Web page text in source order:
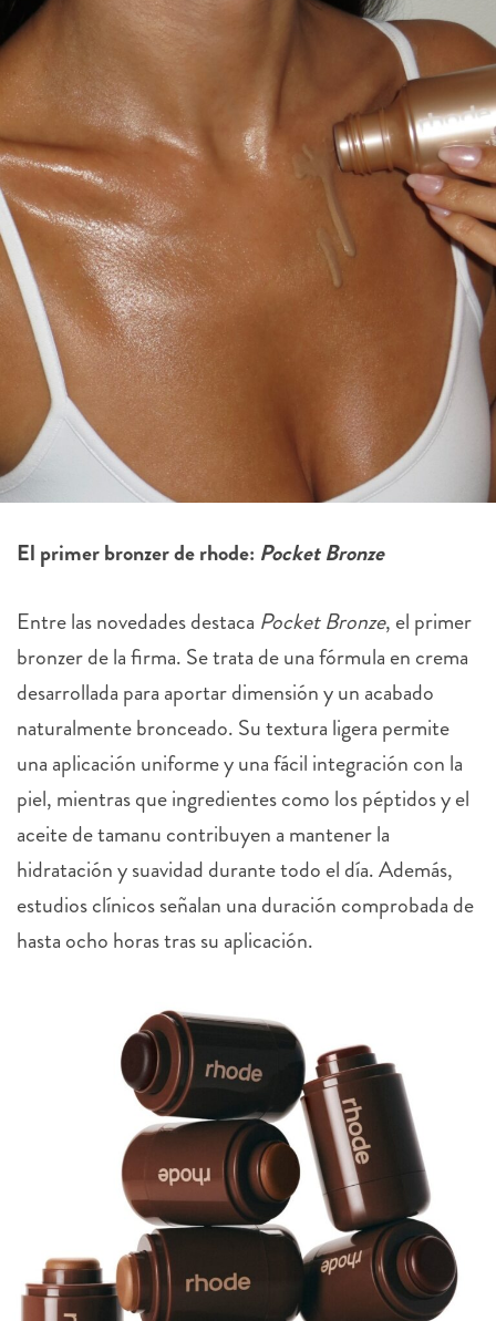
El primer bronzer de rhode: Pocket Bronze
Entre las novedades destaca Pocket Bronze, el primer
bronzer de la firma. Se trata de una fórmula en crema
desarrollada para aportar dimensión y un acabado
naturalmente bronceado. Su textura ligera permite
una aplicación uniforme y una fácil integración con la
piel, mientras que ingredientes como los péptidos y el
aceite de tamanu contribuyen a mantener la
hidratación y suavidad durante todo el día. Además,
estudios clínicos señalan una duración comprobada de
hasta ocho horas tras su aplicación.